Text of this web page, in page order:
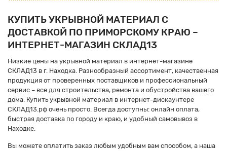
КУПИТЬ УКРЫВНОЙ МАТЕРИАЛ С
ДОСТАВКОЙ ПО ПРИМОРСКОМУ КРАЮ –
ИНТЕРНЕТ-МАГАЗИН СКЛАД13
Низкие цены на укрывной материал в интернет-магазине
СКЛАД13 в г. Находка. Разнообразный ассортимент, качественная
продукция от проверенных поставщиков и профессиональный
сервис – все для строительства, ремонта и обустройства вашего
дома. Купить укрывной материал в интернет-дискаунтере
СКЛАД13.рф очень просто. Всегда доступны: онлайн оплата,
быстрая доставка по городу и краю, и удобный самовывоз в
Находке.
Вы можете оплатить заказ любым удобным вам способом, а наша